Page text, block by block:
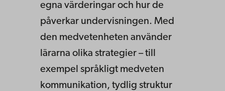
egna värderingar och hur de
påverkar undervisningen. Med
den medvetenheten använder
lärarna olika strategier – till
exempel språkligt medveten
kommunikation, tydlig struktur